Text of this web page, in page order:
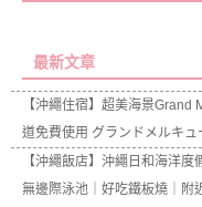
最新文章
【沖繩住宿】超美海景
道免費使用 グランドメルキ
【沖繩飯店】沖繩日和海洋
無邊際泳池｜好吃鐵板燒｜附